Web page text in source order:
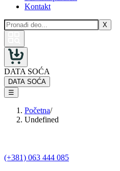
Kontakt
X
DATA SOĆA
DATA SOĆA
☰
Početna/
Undefined
(+381) 063 444 085